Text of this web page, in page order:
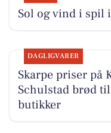
Sol og vind i spil
DAGLIGVARER
Skarpe priser på
Schulstad brød
butikker